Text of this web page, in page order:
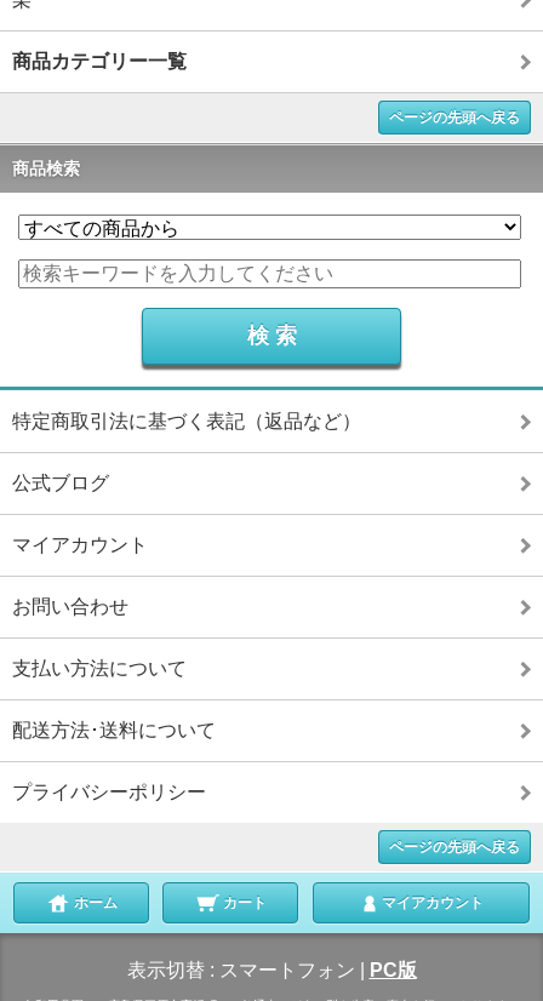
商品カテゴリー一覧
ページの先頭へ戻る
商品検索
特定商取引法に基づく表記（返品など）
公式ブログ
マイアカウント
お問い合わせ
支払い方法について
配送方法･送料について
プライバシーポリシー
ページの先頭へ戻る
ホーム カート マイアカウント
表示切替 : スマートフォン PC版